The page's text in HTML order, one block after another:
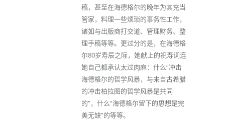
稿，甚至在海德格尔的晚年为其充当
管家，料理一些烦琐的事务性工作，
诸如与出版商打交道、管理财务、整
理手稿等等。更过分的是，在海德格
尔80岁寿辰之际，她献上的祝寿词连
她自己都承认太过肉麻：什么“冲击
海德格尔的哲学风暴，与来自古希腊
的冲击柏拉图的哲学风暴是共同
的”，什么“海德格尔留下的思想是完
美无缺”的等等。